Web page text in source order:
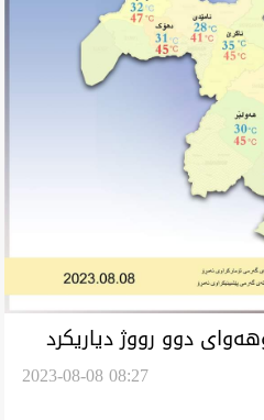
دوو رووژ دیاریکرد
2023-08-08 08:27